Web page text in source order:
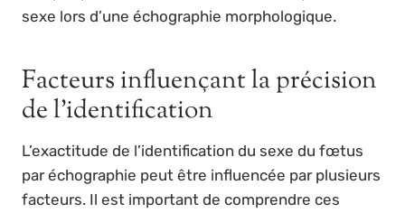
sexe lors d’une échographie morphologique.
Facteurs influençant la précision
de l’identification
L’exactitude de l’identification du sexe du fœtus
par échographie peut être influencée par plusieurs
facteurs. Il est important de comprendre ces